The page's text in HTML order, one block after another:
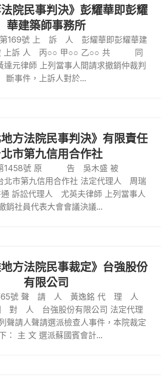
法院民事判決》彭耀華即彭耀
華建築師事務所
第169號 上 訴 人 彭耀華即彭耀華建
上訴 人 丙○○ 甲○○ 乙○○ 共 同
元律師 上列當事人間請求撤銷仲裁判
斷事件，上訴人對於...
地方法院民事判決》有限責任
市第九信用合作社
第1458號 原 告 吳木盛 被
市第九信用合作社 法定代理人 周瑞
訴訟代理人 尤英夫律師 上列當事人
銷社員代表大會會議決議...
地方法院民事裁定》台強股份
有限公司
65號 聲 請 人 黃逸銘 代 理 人
對 人 台強股份有限公司 法定代理
聲請人聲請選派檢查人事件，本院裁定
： 主 文 選派蘇國賓會計...